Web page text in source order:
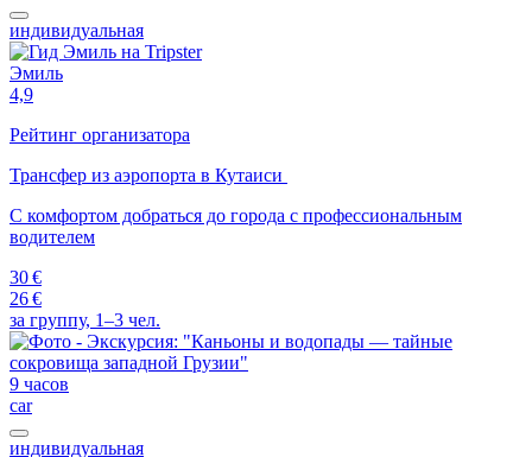
индивидуальная
Эмиль
4,9
Рейтинг организатора
Трансфер из аэропорта в Кутаиси
С комфортом добраться до города с профессиональным
водителем
30 €
26 €
за группу, 1–3 чел.
9 часов
car
индивидуальная